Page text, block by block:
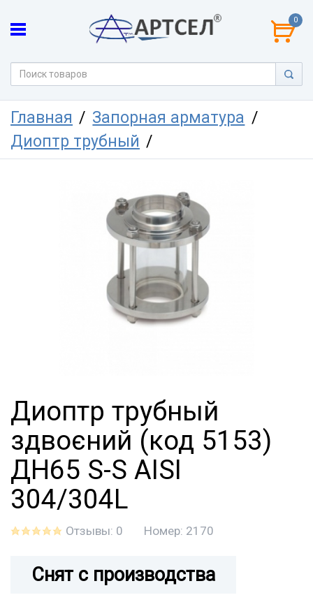
0
Главная
Запорная арматура
Диоптр трубный
Диоптр трубный
здвоєний (код 5153)
ДН65 S-S AISI
304/304L
Отзывы: 0 Номер: 2170
Снят с производства